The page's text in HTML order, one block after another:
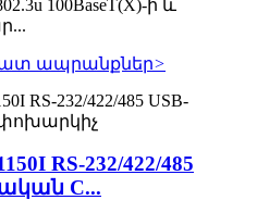
100BaseT(X)-ի և
շատ ապրանքներ>
RS-232/422/485
C...